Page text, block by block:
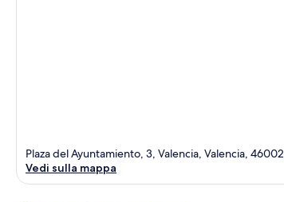
Plaza del Ayuntamiento, 3, Valencia, Valencia, 46002
Vedi sulla mappa